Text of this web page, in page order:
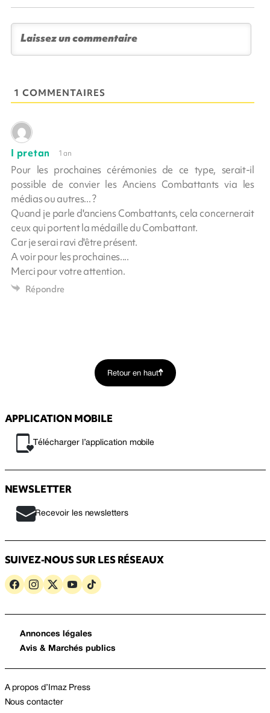
1 COMMENTAIRES
I pretan 1 an
Pour les prochaines cérémonies de ce type, serait-il
possible de convier les Anciens Combattants via les
médias ou autres... ?
Quand je parle d'anciens Combattants, cela concernerait
ceux qui portent la médaille du Combattant.
Car je serai ravi d'être présent.
A voir pour les prochaines....
Merci pour votre attention.
Répondre
Retour en haut
APPLICATION MOBILE
Télécharger l’application mobile
NEWSLETTER
Recevoir les newsletters
SUIVEZ-NOUS SUR LES RÉSEAUX
Annonces légales
Avis & Marchés publics
A propos d’Imaz Press
Nous contacter